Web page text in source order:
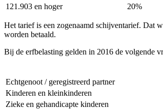
121.903 en hoger
20%
Het tarief is een zogenaamd schijventarief. Dat
worden betaald.
Bij de erfbelasting gelden in 2016 de volgende
Echtgenoot / geregistreerd partner
Kinderen en kleinkinderen
Zieke en gehandicapte kinderen